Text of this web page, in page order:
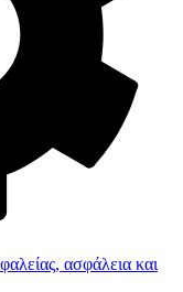
ασφάλεια και